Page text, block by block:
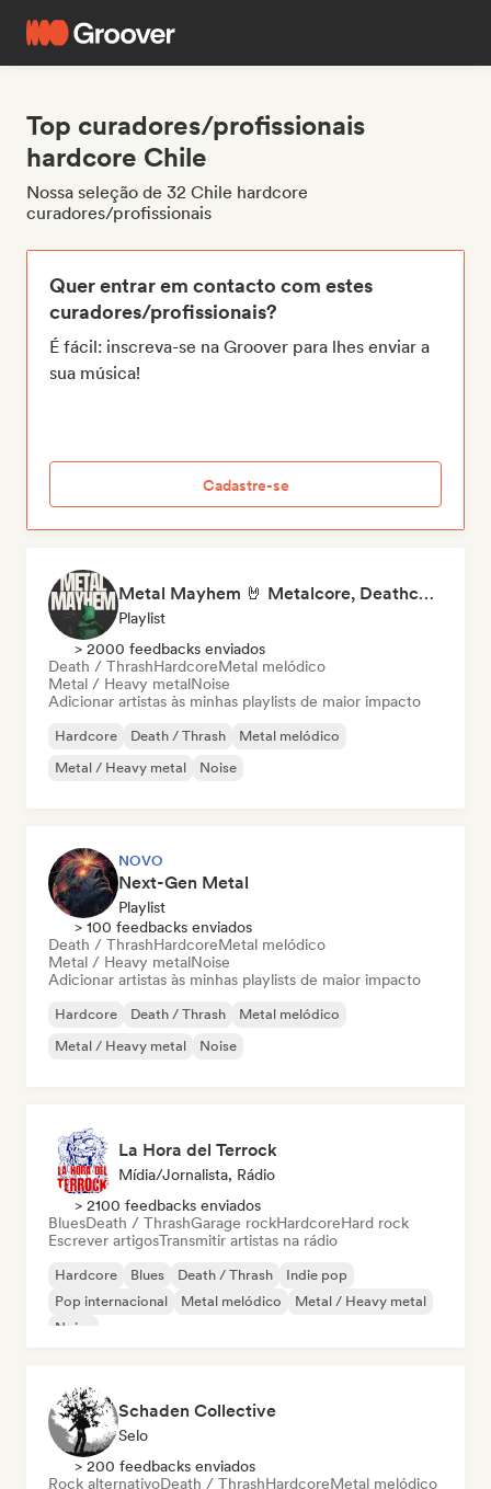
Top curadores/profissionais
hardcore Chile
Nossa seleção de 32 Chile hardcore
curadores/profissionais
Quer entrar em contacto com estes
curadores/profissionais?
É fácil: inscreva-se na Groover para lhes enviar a
sua música!
Cadastre-se
Metal Mayhem 🤘 Metalcore, Deathcore & Progressive Metal
Playlist
> 2000 feedbacks enviados
Death / ThrashHardcoreMetal melódico
Metal / Heavy metalNoise
Adicionar artistas às minhas playlists de maior impacto
Hardcore Death / Thrash
Metal melódico
Metal / Heavy metal
Noise
NOVO
Next-Gen Metal
Playlist
> 100 feedbacks enviados
Death / ThrashHardcoreMetal melódico
Metal / Heavy metalNoise
Adicionar artistas às minhas playlists de maior impacto
Hardcore Death / Thrash
Metal melódico
Metal / Heavy metal
Noise
La Hora del Terrock
Mídia/Jornalista, Rádio
> 2100 feedbacks enviados
BluesDeath / ThrashGarage rockHardcoreHard rock
Escrever artigosTransmitir artistas na rádio
Hardcore Blues Death / Thrash
Indie pop
Pop internacional
Metal melódico
Metal / Heavy metal
Noise
Schaden Collective
Selo
> 200 feedbacks enviados
Rock alternativoDeath / ThrashHardcoreMetal melódico